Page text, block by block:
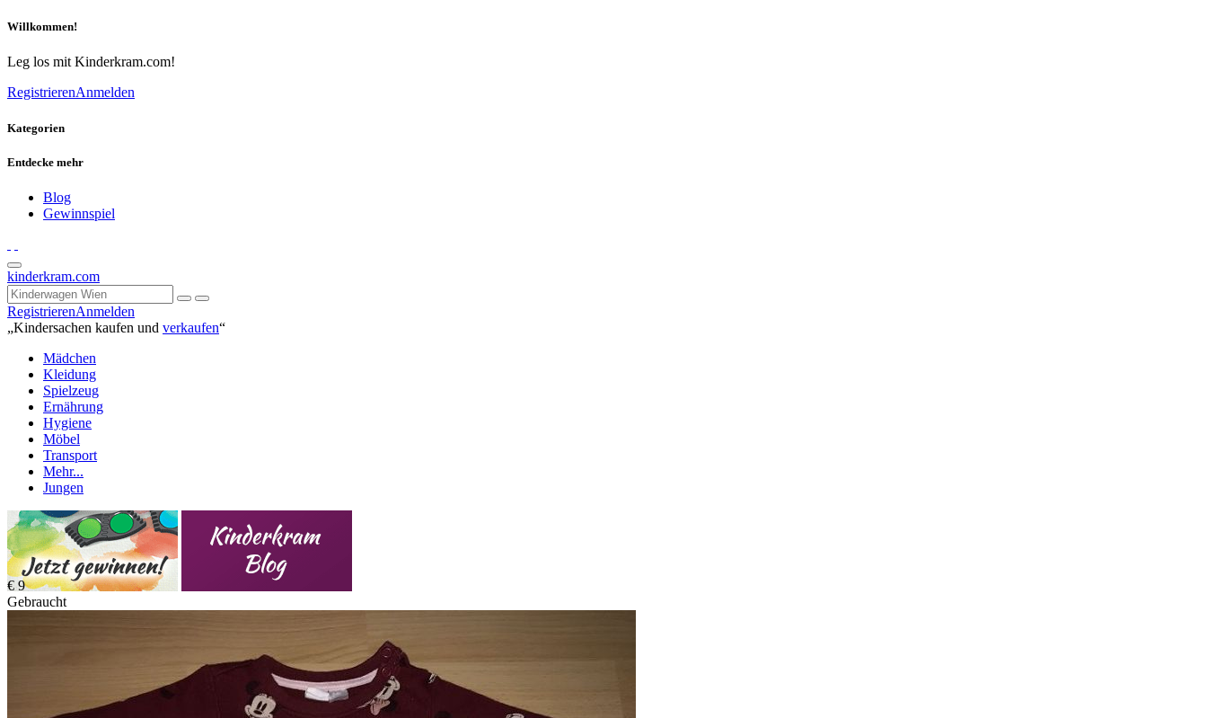
Willkommen!
Leg los mit Kinderkram.com!
RegistrierenAnmelden
Kategorien
Entdecke mehr
Blog
Gewinnspiel
kinderkram.com
RegistrierenAnmelden
„Kindersachen kaufen und verkaufen“
Mädchen
Kleidung
Spielzeug
Ernährung
Hygiene
Möbel
Transport
Mehr...
Jungen
€ 9
Gebraucht